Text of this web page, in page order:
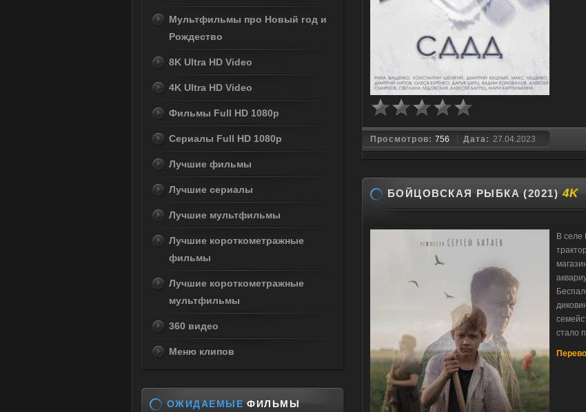
Просмотров:756 Дата: 27.04.2023
БОЙЦОВСКАЯ РЫБКА (2021) 4K
В селе
стало
Мультфильмы про Новый год и
Рождество
8K Ultra HD Video
4K Ultra HD Video
Фильмы Full HD 1080p
Сериалы Full HD 1080p
Лучшие фильмы
Лучшие сериалы
Лучшие мультфильмы
Лучшие короткометражные
фильмы
Лучшие короткометражные
мультфильмы
360 видео
Меню клипов
ОЖИДАЕМЫЕ ФИЛЬМЫ